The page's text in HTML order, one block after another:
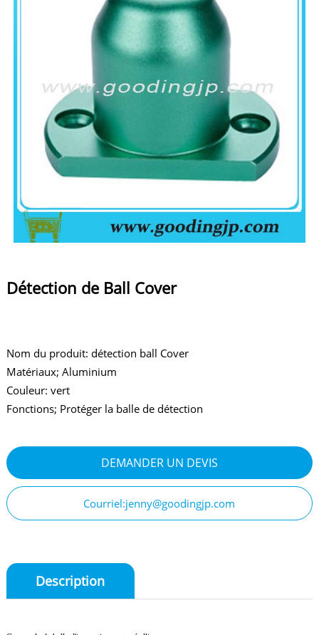
Détection de Ball Cover
Nom du produit: détection ball Cover
Matériaux; Aluminium
Couleur: vert
Fonctions; Protéger la balle de détection
DEMANDER UN DEVIS
Courriel:jenny@goodingjp.com
Description